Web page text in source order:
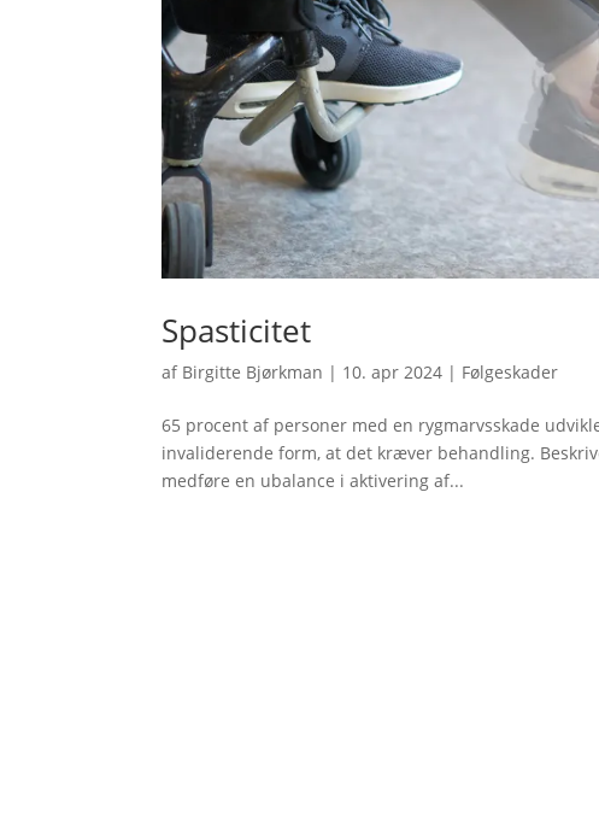
Spasticitet
af Birgitte Bjørkman | 10. apr 2024 | Følgeskader
65 procent af personer med en rygmarvsskade
invaliderende form, at det kræver behandling.
medføre en ubalance i aktivering af...